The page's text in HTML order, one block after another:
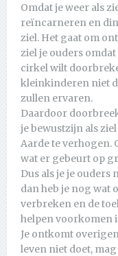
Omdat je weer als
reïncarneren en
ziel. Het gaat om
ziel je ouders
cirkel wilt
kleinkinderen niet
zullen ervaren.
Daardoor
je bewustzijn als
Aarde te verhogen.
wat er gebeurt op
Dus als je je
dan heb je nog wat
verbreken en de
helpen voorkomen
Je ontkomt
leven niet doet,